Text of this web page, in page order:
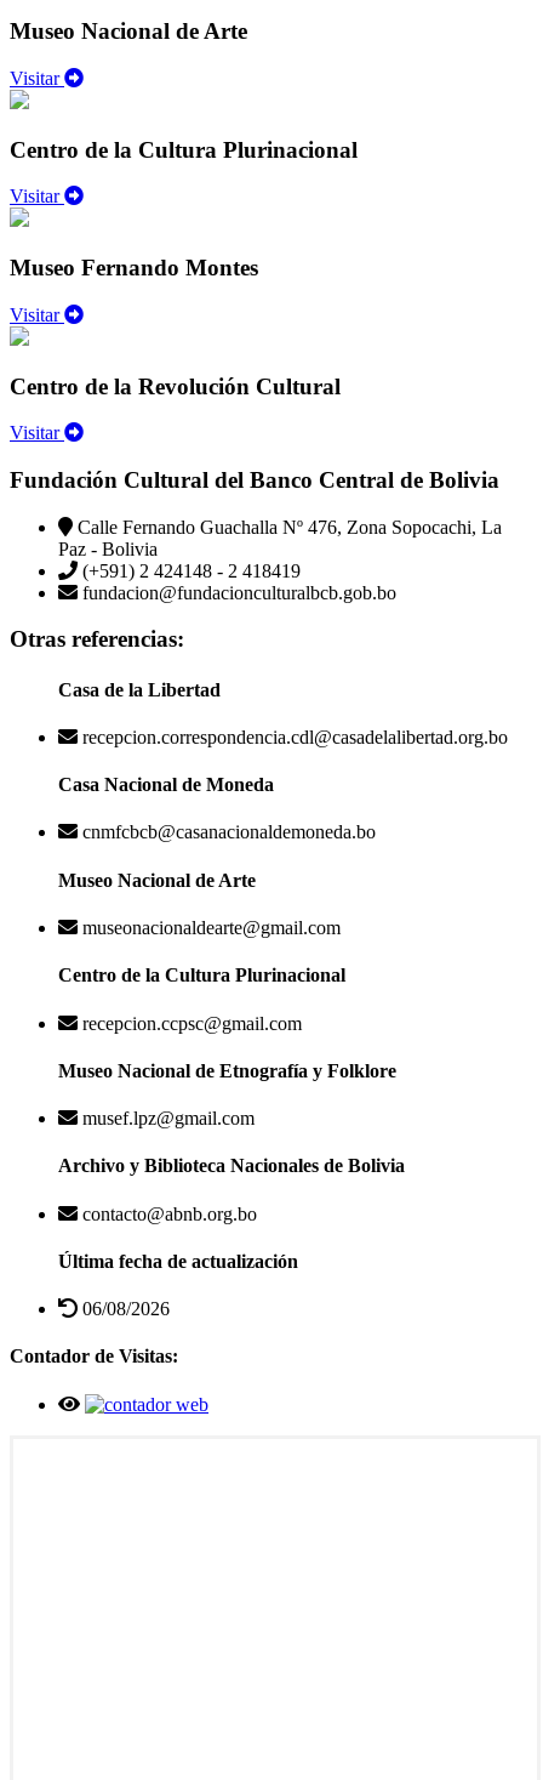
Museo Nacional de Arte
Visitar
Centro de la Cultura Plurinacional
Visitar
Museo Fernando Montes
Visitar
Centro de la Revolución Cultural
Visitar
Fundación Cultural del Banco Central de Bolivia
Calle Fernando Guachalla Nº 476, Zona Sopocachi, La
Paz - Bolivia
(+591) 2 424148 - 2 418419
fundacion@fundacionculturalbcb.gob.bo
Otras referencias:
Casa de la Libertad
recepcion.correspondencia.cdl@casadelalibertad.org.bo
Casa Nacional de Moneda
cnmfcbcb@casanacionaldemoneda.bo
Museo Nacional de Arte
museonacionaldearte@gmail.com
Centro de la Cultura Plurinacional
recepcion.ccpsc@gmail.com
Museo Nacional de Etnografía y Folklore
musef.lpz@gmail.com
Archivo y Biblioteca Nacionales de Bolivia
contacto@abnb.org.bo
Última fecha de actualización
06/08/2026
Contador de Visitas: